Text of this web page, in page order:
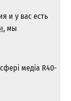
и у вас есть
, мы
медіа R40-